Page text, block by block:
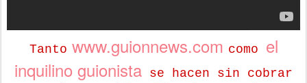
Tanto www.guionnews.com como el
inquilino guionista se hacen sin cobrar